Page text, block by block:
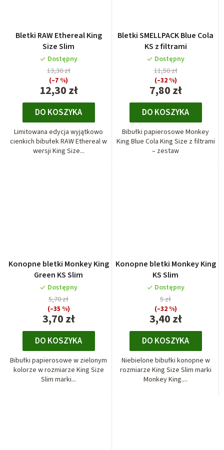
Bletki RAW Ethereal King
Size Slim
Dostępny
12,30 zł
13,30 zł
(–7 %)
DO KOSZYKA
Limitowana edycja wyjątkowo
cienkich bibułek RAW Ethereal w
wersji King Size...
Bletki SMELLPACK Blue Cola
KS z filtrami
Dostępny
7,80 zł
11,50 zł
(–32 %)
DO KOSZYKA
Bibułki papierosowe Monkey
King Blue Cola King Size z filtrami
– zestaw
Konopne bletki Monkey King
Green KS Slim
Dostępny
3,70 zł
5,70 zł
(–35 %)
DO KOSZYKA
Bibułki papierosowe w zielonym
kolorze w rozmiarze King Size
Slim marki...
Konopne bletki Monkey King
KS Slim
Dostępny
3,40 zł
5 zł
(–32 %)
DO KOSZYKA
Niebielone bibułki konopne w
rozmiarze King Size Slim marki
Monkey King....